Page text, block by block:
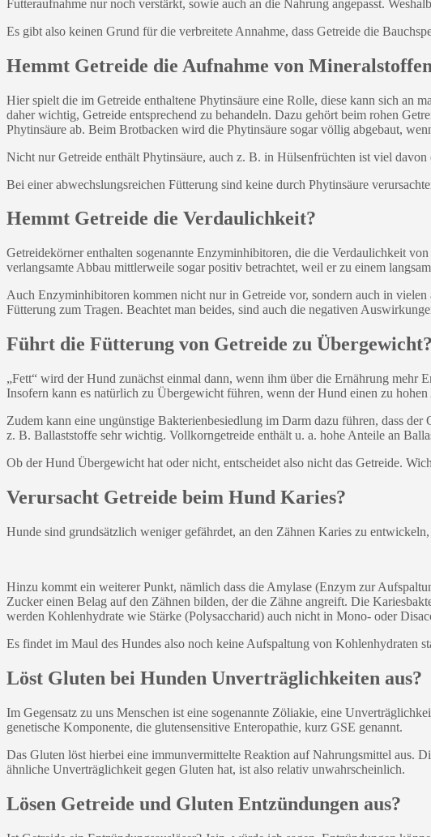
Futteraufnahme nur noch verstärkt, sowie auch an die Nahrung angepasst.
Es gibt also keinen Grund für die verbreitete Annahme, dass Getreide die
Hemmt Getreide die Aufnahme von
Hier spielt die im Getreide enthaltene Phytinsäure eine Rolle, diese kann sich an
daher wichtig, Getreide entsprechend zu behandeln. Dazu gehört beim rohen
Phytinsäure ab. Beim Brotbacken wird die Phytinsäure sogar völlig abgebaut,
Nicht nur Getreide enthält Phytinsäure, auch z. B. in Hülsenfrüchten ist viel
Bei einer abwechslungsreichen Fütterung sind keine durch Phytinsäure
Hemmt Getreide die Verdaulichkeit?
Getreidekörner enthalten sogenannte Enzyminhibitoren, die die Verdaulichkeit
verlangsamte Abbau mittlerweile sogar positiv betrachtet, weil er zu einem
Auch Enzyminhibitoren kommen nicht nur in Getreide vor, sondern auch in
Fütterung zum Tragen. Beachtet man beides, sind auch die negativen
Führt die Fütterung von Getreide zu Übergewicht?
„Fett“ wird der Hund zunächst einmal dann, wenn ihm über die Ernährung mehr
Insofern kann es natürlich zu Übergewicht führen, wenn der Hund einen zu
Zudem kann eine ungünstige Bakterienbesiedlung im Darm dazu führen, dass
z. B. Ballaststoffe sehr wichtig. Vollkorngetreide enthält u. a. hohe Anteile an
Ob der Hund Übergewicht hat oder nicht, entscheidet also nicht das Getreide.
Verursacht Getreide beim Hund Karies?
Hunde sind grundsätzlich weniger gefährdet, an den Zähnen Karies zu
Hinzu kommt ein weiterer Punkt, nämlich dass die Amylase (Enzym zur
Zucker einen Belag auf den Zähnen bilden, der die Zähne angreift. Die
werden Kohlenhydrate wie Stärke (Polysaccharid) auch nicht in Mono- oder
Es findet im Maul des Hundes also noch keine Aufspaltung von Kohlenhydraten
Löst Gluten bei Hunden Unverträglichkeiten aus?
Im Gegensatz zu uns Menschen ist eine sogenannte Zöliakie, eine
genetische Komponente, die glutensensitive Enteropathie, kurz GSE genannt.
Das Gluten löst hierbei eine immunvermittelte Reaktion auf Nahrungsmittel aus.
ähnliche Unverträglichkeit gegen Gluten hat, ist also relativ unwahrscheinlich.
Lösen Getreide und Gluten Entzündungen aus?